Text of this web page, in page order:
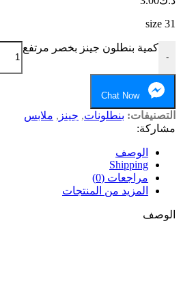
size 31
-
كمية بنطلون جينز بخصر مرتفع
Chat Now
التصنيفات: بنطلونات, جينز , ملابس
مشاركة:
الوصف
Shipping
مراجعات (0)
المزيد من المنتجات
الوصف